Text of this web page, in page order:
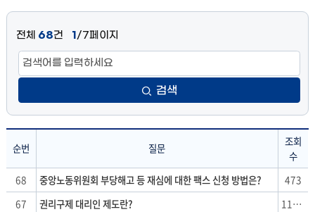
전체 68건 1 /7페이지
검색
FAQ
:
순번 질문
조회
수
68
중앙노동위원회 부당해고 등 재심에 대한 팩스 신청 방법은?
473
67
권리구제 대리인 제도란?
11219